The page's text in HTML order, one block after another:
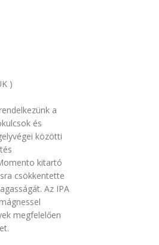
)
a
és
közötti
kitartó
csökkentette
Az IPA
megfelelően